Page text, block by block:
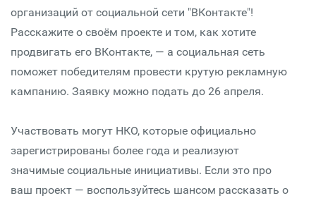
организаций от социальной сети "ВКонтакте"!
Расскажите о своём проекте и том, как хотите
продвигать его ВКонтакте, — а социальная сеть
поможет победителям провести крутую рекламную
кампанию. Заявку можно подать до 26 апреля.
​​Участвовать могут НКО, которые официально
зарегистрированы более года и реализуют
значимые социальные инициативы. Если это про
ваш проект — воспользуйтесь шансом рассказать о